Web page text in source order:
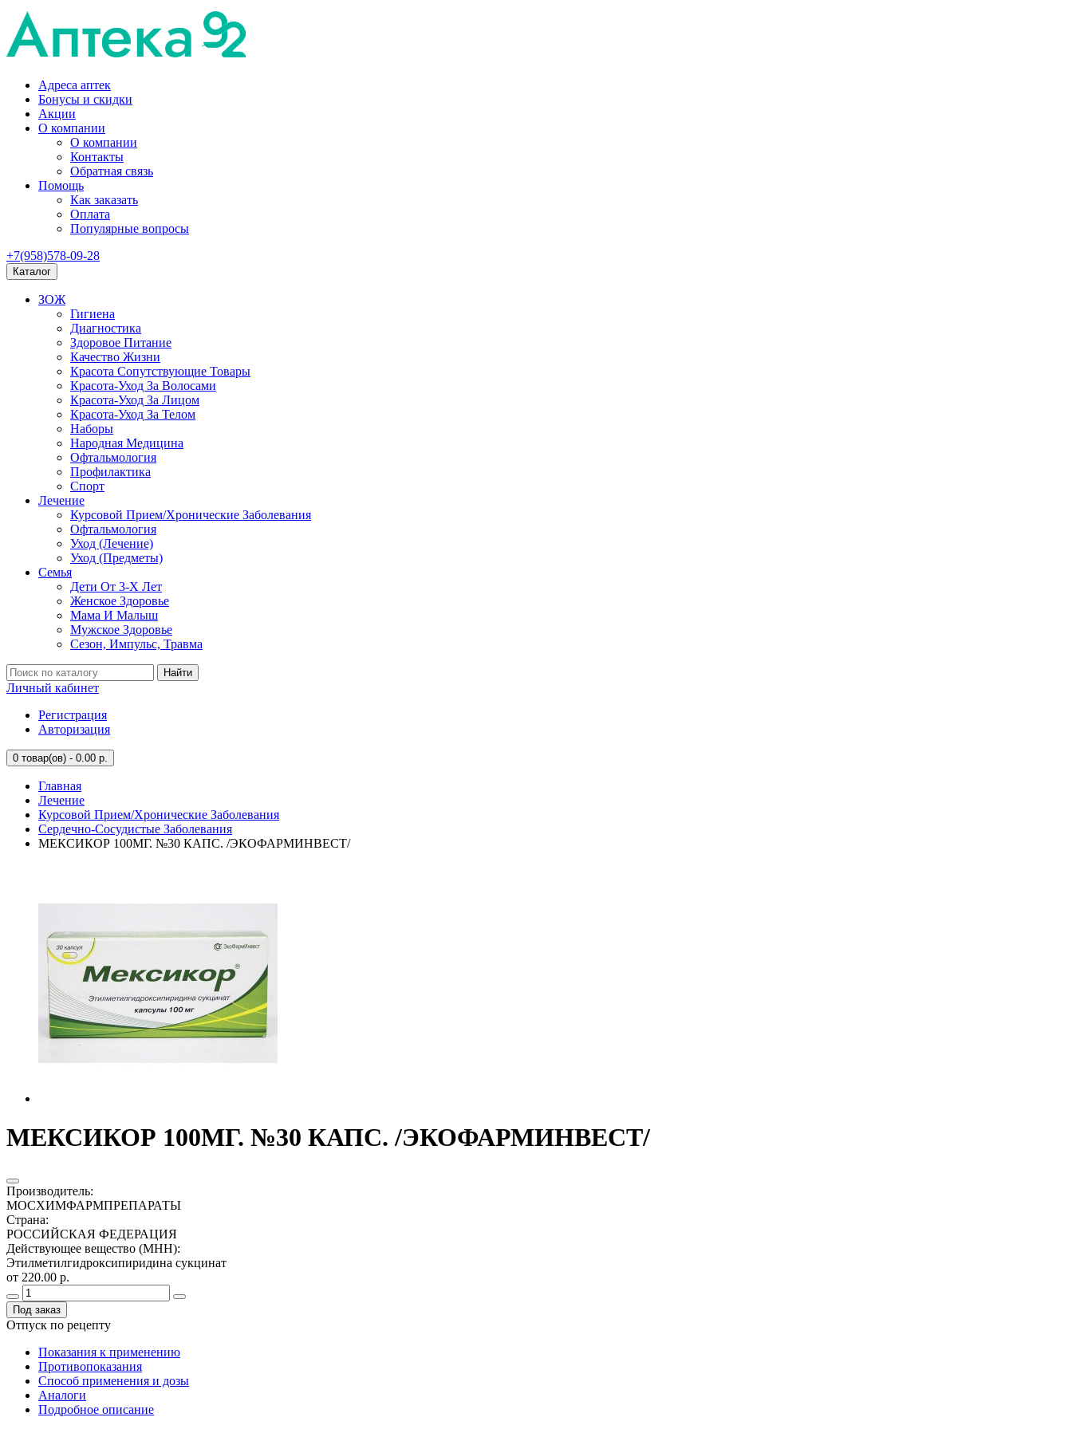
Адреса аптек
Бонусы и скидки
Акции
О компании
О компании
Контакты
Обратная связь
Помощь
Как заказать
Оплата
Популярные вопросы
+7(958)578-09-28
Каталог
ЗОЖ
Гигиена
Диагностика
Здоровое Питание
Качество Жизни
Красота Сопутствующие Товары
Красота-Уход За Волосами
Красота-Уход За Лицом
Красота-Уход За Телом
Наборы
Народная Медицина
Офтальмология
Профилактика
Спорт
Лечение
Курсовой Прием/Хронические Заболевания
Офтальмология
Уход (Лечение)
Уход (Предметы)
Семья
Дети От 3-Х Лет
Женское Здоровье
Мама И Малыш
Мужское Здоровье
Сезон, Импульс, Травма
Найти
Личный кабинет
Регистрация
Авторизация
0 товар(ов) - 0.00 р.
Главная
Лечение
Курсовой Прием/Хронические Заболевания
Сердечно-Сосудистые Заболевания
МЕКСИКОР 100МГ. №30 КАПС. /ЭКОФАРМИНВЕСТ/
МЕКСИКОР 100МГ. №30 КАПС. /ЭКОФАРМИНВЕСТ/
Производитель:
МОСХИМФАРМПРЕПАРАТЫ
Страна:
РОССИЙСКАЯ ФЕДЕРАЦИЯ
Действующее вещество (МНН):
Этилметилгидроксипиридина сукцинат
от 220.00 р.
Под заказ
Отпуск по рецепту
Показания к применению
Противопоказания
Способ применения и дозы
Аналоги
Подробное описание